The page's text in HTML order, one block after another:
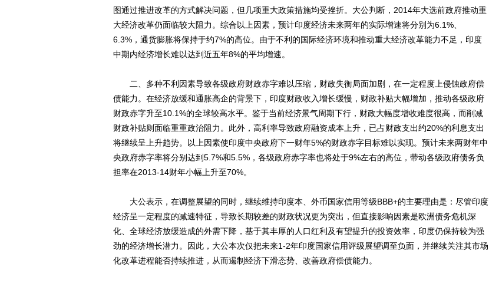
图通过推进改革的方式解决问题，但几项重大政策措施均受挫折。大公判断，2014年大选前政府推动重
大经济改革仍面临较大阻力。综合以上因素，预计印度经济未来两年的实际增速将分别为6.1%、
6.3%，通货膨胀将保持于约7%的高位。由于不利的国际经济环境和推动重大经济改革能力不足，印度
中期内经济增长难以达到近五年8%的平均增速。
二、多种不利因素导致各级政府财政赤字难以压缩，财政失衡局面加剧，在一定程度上侵蚀政府偿
债能力。在经济放缓和通胀高企的背景下，印度财政收入增长缓慢，财政补贴大幅增加，推动各级政府
财政赤字升至10.1%的全球较高水平。鉴于当前经济景气周期下行，财政大幅度增收难度很高，而削减
财政补贴则面临重重政治阻力。此外，高利率导致政府融资成本上升，已占财政支出约20%的利息支出
将继续呈上升趋势。以上因素使印度中央政府下一财年5%的财政赤字目标难以实现。预计未来两财年中
央政府赤字率将分别达到5.7%和5.5%，各级政府赤字率也将处于9%左右的高位，带动各级政府债务负
担率在2013-14财年小幅上升至70%。
大公表示，在调整展望的同时，继续维持印度本、外币国家信用等级BBB+的主要理由是：尽管印度
经济呈一定程度的减速特征，导致长期较差的财政状况更为突出，但直接影响因素是欧洲债务危机深
化、全球经济放缓造成的外需下降，基于其丰厚的人口红利及有望提升的投资效率，印度仍保持较为强
劲的经济增长潜力。因此，大公本次仅把未来1-2年印度国家信用评级展望调至负面，并继续关注其市场
化改革进程能否持续推进，从而遏制经济下滑态势、改善政府偿债能力。